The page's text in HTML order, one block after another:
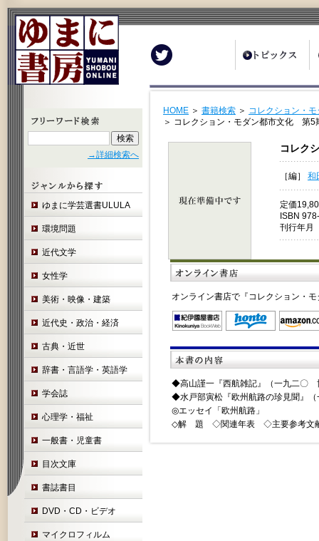
→詳細検索へ
ゆまに学芸選書ULULA
環境問題
近代文学
女性学
美術・映像・建築
近代史・政治・経済
古典・近世
辞書・言語学・英語学
学会誌
心理学・福祉
一般書・児童書
目次文庫
書誌書目
DVD・CD・ビデオ
マイクロフィルム
HOME ＞ 書籍検索 ＞ コレクション・
＞ コレクション・モダン都市文化
コレク
［編］ 和
定価
ISBN
刊行年
オンライン書店で『コレクション
◆高山謹一『西航雑記』（一九二〇
◆水戸部寅松『欧州航路の珍見聞』
◎エッセイ「欧州航路」
◇解 題 ◇関連年表 ◇主要参考文